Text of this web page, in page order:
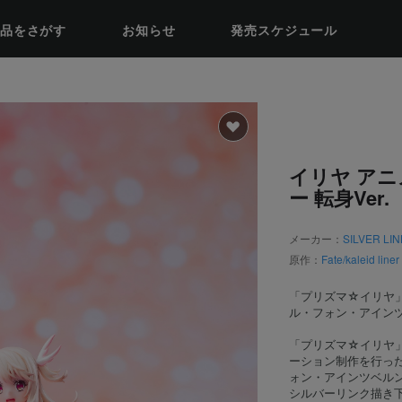
をさがす お知らせ 発売スケジュール
イリヤ ア
ー 転身Ver.
メーカー：SILVER
原作： Fate/kaleid
「プリズマ☆イリヤ
ル・フォン・アイン
「プリズマ☆イリヤ
ーション制作を行っ
ォン・アインツベル
シルバーリンク描き